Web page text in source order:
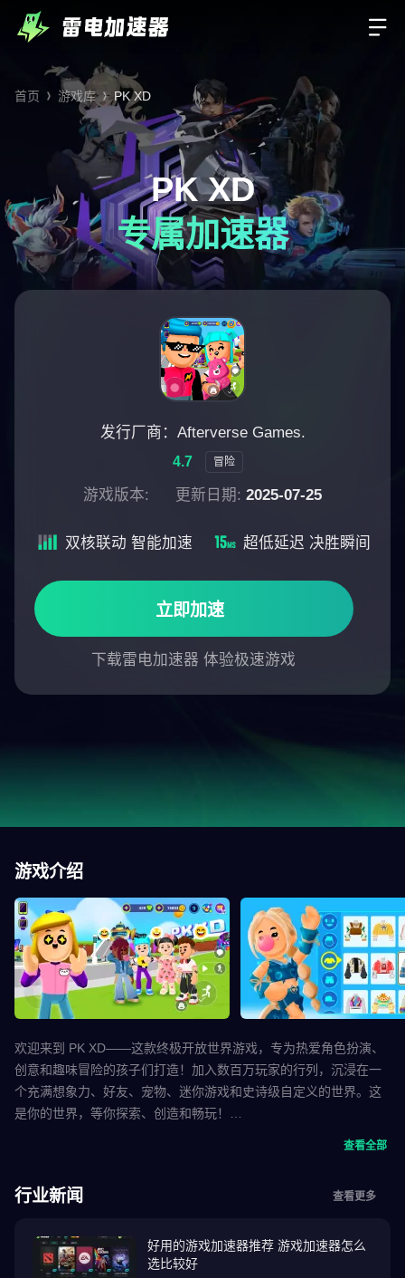
首页 游戏库 PK XD
PK XD
专属加速器
发行厂商：Afterverse Games.
4.7 冒险
游戏版本: 更新日期: 2025-07-25
立即加速
下载雷电加速器 体验极速游戏
双核联动 智能加速 超低延迟 决胜瞬间
游戏介绍
欢迎来到 PK XD——这款终极开放世界游戏，专为热爱角色扮演、
创意和趣味冒险的孩子们打造！加入数百万玩家的行列，沉浸在一
个充满想象力、好友、宠物、迷你游戏和史诗级自定义的世界。这
是你的世界，等你探索、创造和畅玩！
演，包括炫酷的服装、色彩缤纷的发型、翅膀、盔甲等等。想成为
刺激的世界中，尽情表达自我，展现你的个性。
查看全部
行业新闻 查看更多
好用的游戏加速器推荐 游戏加速器怎么
选比较好